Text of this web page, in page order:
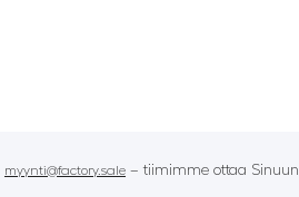
myynti@factory.sale – tiimimme ottaa Sinuun